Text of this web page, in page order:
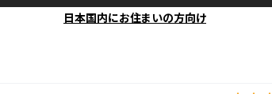
日本国内にお住まいの方向け